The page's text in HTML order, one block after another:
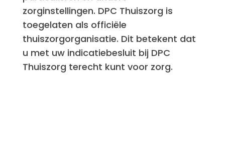
zorginstellingen. DPC Thuiszorg is
toegelaten als officiële
thuiszorgorganisatie. Dit betekent dat
u met uw indicatiebesluit bij DPC
Thuiszorg terecht kunt voor zorg.